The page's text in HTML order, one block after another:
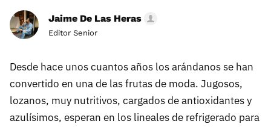
Jaime De Las Heras
Editor Senior
Desde hace unos cuantos años los arándanos se han
convertido en una de las frutas de moda. Jugosos,
lozanos, muy nutritivos, cargados de antioxidantes y
azulísimos, esperan en los lineales de refrigerado para